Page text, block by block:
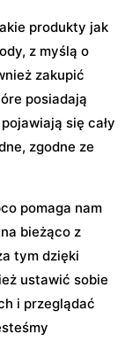
produkty jak
z myślą o
zakupić
posiadają
się cały
zgodne ze
pomaga nam
bieżąco z
tym dzięki
ustawić sobie
i przeglądać